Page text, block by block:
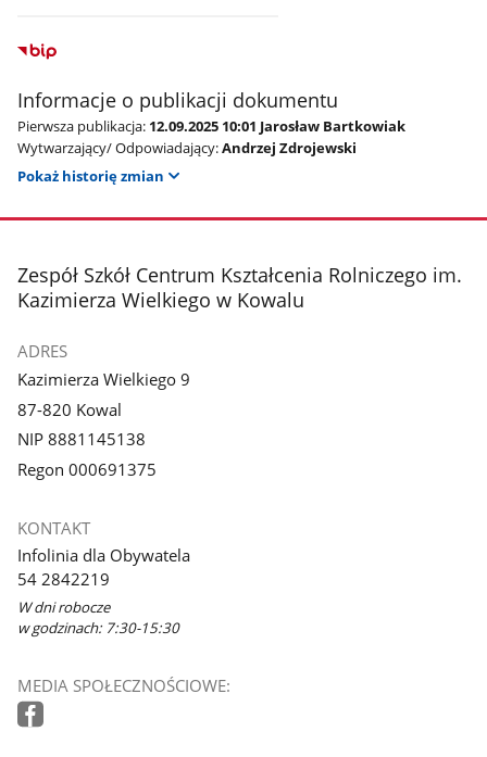
Informacje o publikacji dokumentu
Pierwsza publikacja: 12.09.2025 10:01 Jarosław Bartkowiak
Wytwarzający/ Odpowiadający:Andrzej Zdrojewski
Pokaż historię zmian
stopka
Zespół Szkół Centrum Kształcenia Rolniczego im.
Kazimierza Wielkiego w Kowalu
ADRES
Kazimierza Wielkiego 9
87-820 Kowal
NIP 8881145138
Regon 000691375
KONTAKT
Infolinia dla Obywatela
54 2842219
W dni robocze
w godzinach: 7:30-15:30
MEDIA SPOŁECZNOŚCIOWE: